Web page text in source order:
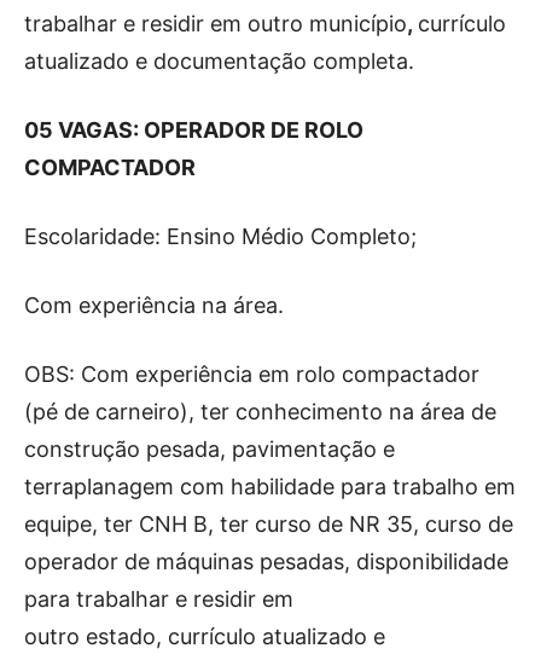
trabalhar e residir em outro município, currículo
atualizado e documentação completa.
05 VAGAS: OPERADOR DE ROLO
COMPACTADOR
Escolaridade: Ensino Médio Completo;
Com experiência na área.
OBS: Com experiência em rolo compactador
(pé de carneiro), ter conhecimento na área de
construção pesada, pavimentação e
terraplanagem com habilidade para trabalho em
equipe, ter CNH B, ter curso de NR 35, curso de
operador de máquinas pesadas, disponibilidade
para trabalhar e residir em
outro estado, currículo atualizado e